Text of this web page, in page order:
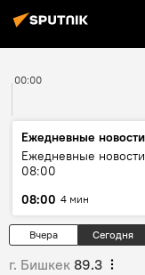
00:00
Ежедневные новости
Ежедневные
08:00
08:00 4 мин
Вчера Сегодня
г. Бишкек 89.3